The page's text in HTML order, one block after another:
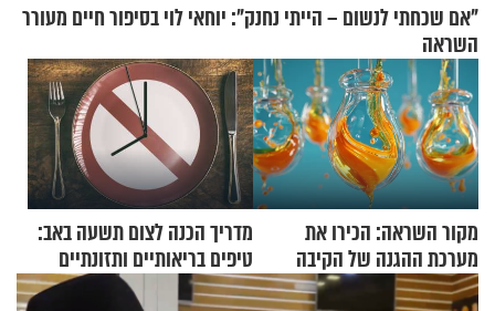
"אם שכחתי לנשום – הייתי נחנק": יוחאי לוי בסיפור חיים מעורר
השראה
מקור השראה: הכירו את
מערכת ההגנה של הקיבה
מדריך הכנה לצום תשעה באב:
טיפים בריאותיים ותזונתיים
לשמירה על הגוף